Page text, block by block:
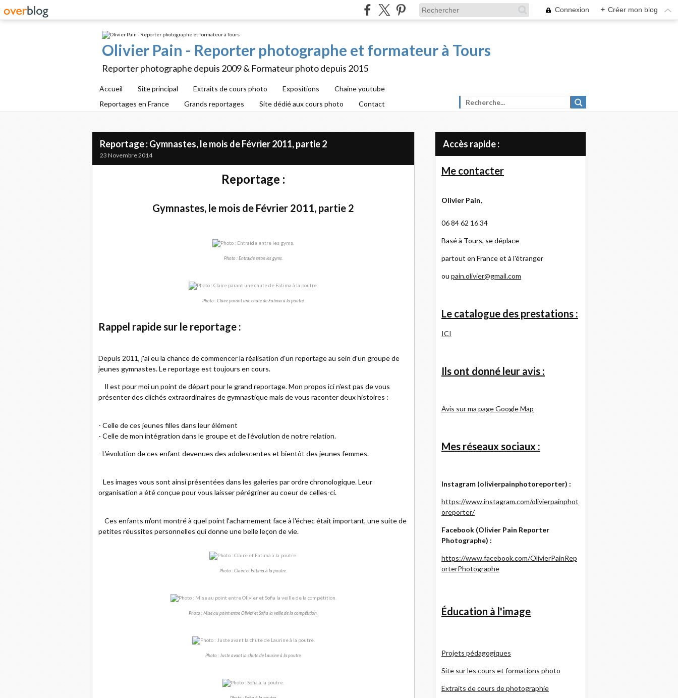
Connexion + Créer mon blog
Olivier Pain - Reporter photographe et formateur à Tours
Reporter photographe depuis 2009 & Formateur photo depuis 2015
Accueil Site principal Extraits de cours photo Expositions
Chaine youtube
Reportages en France
Grands reportages Site dédié aux cours photo Contact
Reportage : Gymnastes, le mois de Février 2011, partie 2
23 Novembre 2014
Reportage :
Gymnastes, le mois de Février 2011, partie 2
Photo : Entraide entre les gyms.
Photo : Claire parant une chute de Fatima à la poutre.
Rappel rapide sur le reportage :
Depuis 2011, j'ai eu la chance de commencer la réalisation d'un reportage au sein d'un groupe de
jeunes gymnastes. Le reportage est toujours en cours.
Il est pour moi un point de départ pour le grand reportage. Mon propos ici n'est pas de vous
présenter des clichés extraordinaires de gymnastique mais de vous raconter deux histoires :
- Celle de ces jeunes filles dans leur élément
- Celle de mon intégration dans le groupe et de l'évolution de notre relation.
- L'évolution de ces enfant devenues des adolescentes et bientôt des jeunes femmes.
Les images vous sont ainsi présentées dans les galeries par ordre chronologique. Leur
organisation a été conçue pour vous laisser pérégriner au coeur de celles-ci.
Ces enfants m'ont montré à quel point l'acharnement face à l'échec était important, une suite de
petites réussites personnelles qui donne une belle leçon de vie.
Photo : Claire et Fatima à la poutre.
Photo : Mise au point entre Olivier et Sofia la veille de la compétition.
Photo : Juste avant la chute de Laurine à la poutre.
Accès rapide :
Me contacter
Olivier Pain,
06 84 62 16 34
Basé à Tours, se déplace
partout en France et à l'étranger
ou pain.olivier@gmail.com
Le catalogue des prestations :
ICI
Ils ont donné leur avis :
Avis sur ma page Google Map
Mes réseaux sociaux :
Instagram (olivierpainphotoreporter) :
https://www.instagram.com/olivierpainphot
oreporter/
Facebook (Olivier Pain Reporter
Photographe) :
https://www.facebook.com/OlivierPainRep
orterPhotographe
Éducation à l'image
Projets pédagogiques
Site sur les cours et formations photo
Extraits de cours de photographie